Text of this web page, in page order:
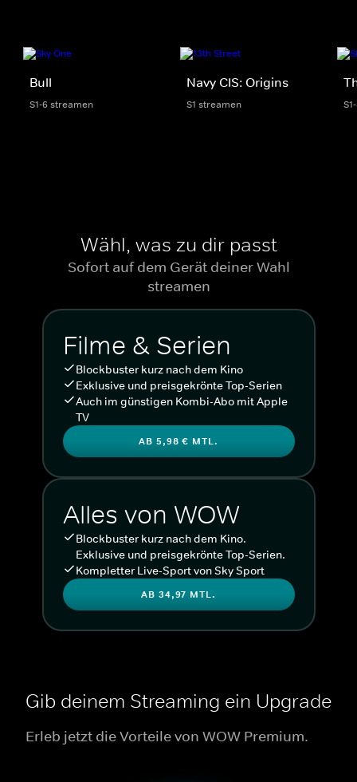
Bull
S1-6 streamen
Navy CIS: Origins
S1 streamen
Wähl, was zu dir passt
Sofort auf dem Gerät deiner Wahl
streamen
Filme & Serien
Blockbuster kurz nach dem Kino
Exklusive und preisgekrönte Top-Serien
Auch im günstigen Kombi-Abo mit Apple
TV
AB 5,98 € MTL.
Alles von WOW
Blockbuster kurz nach dem Kino.
Exklusive und preisgekrönte Top-Serien.
Kompletter Live-Sport von Sky Sport
AB 34,97 MTL.
Gib deinem Streaming ein Upgrade
Erleb jetzt die Vorteile von WOW Premium.